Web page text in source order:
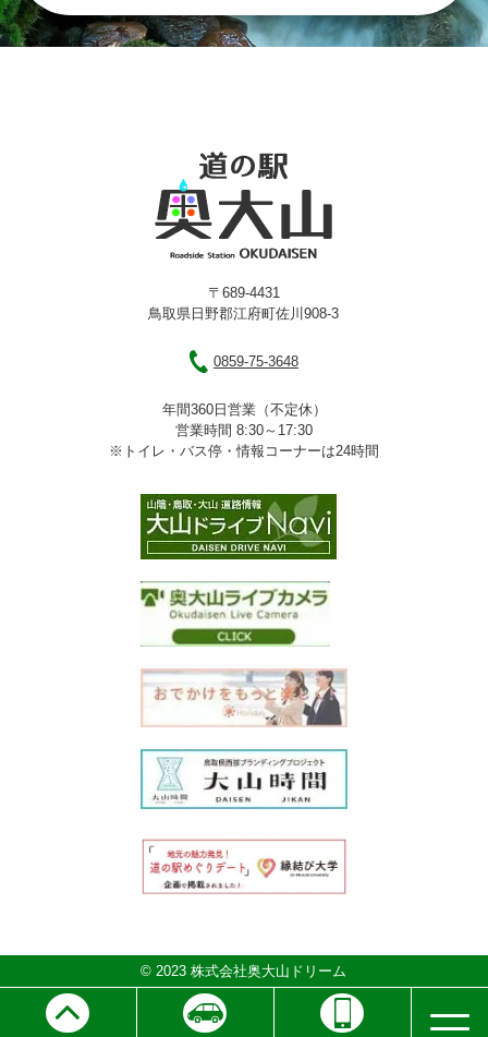
〒689-4431
鳥取県日野郡江府町佐川908-3
0859-75-3648
年間360日営業（不定休）
営業時間 8:30～17:30
※トイレ・バス停・情報コーナーは24時間
© 2023 株式会社奥大山ドリーム